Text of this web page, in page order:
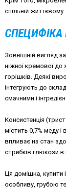
спільній життєвому
Зовнішній вигляд
ніжної кремової до
горішків. Деякі
інтегрують до
смачними і
Консистенція
містить 0,7% меду і
впливає на стан
стрибків глюкози в
Ця домішка, купити
особливу, грубою